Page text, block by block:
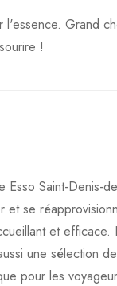
l'essence. Grand
!
Esso Saint-Denis-
et se
et
une sélection
pour les